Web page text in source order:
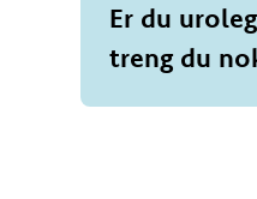
Er du
treng du